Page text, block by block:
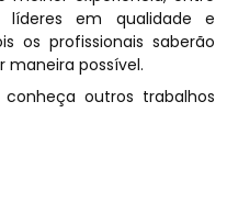
em qualidade e
os profissionais saberão
maneira possível.
outros trabalhos